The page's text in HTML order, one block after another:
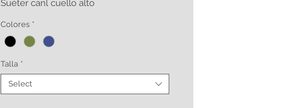
Suéter canl cuello alto
Colores *
Talla *
Select